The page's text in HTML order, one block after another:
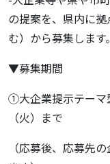
の提案を、県内に
む）から募集します。
▼募集期間
①大企業提示テーマ
（火）まで
（応募後、応募先